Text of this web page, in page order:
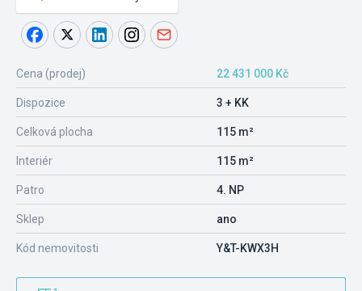
Cena (prodej) 22 431 000 Kč
Dispozice 3 + KK
Celková plocha 115 m²
Interiér 115 m²
Patro 4. NP
Sklep ano
Kód nemovitosti Y&T-KWX3H